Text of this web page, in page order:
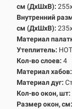
см (ДхШхВ):
Внутренний
см (ДхШхВ):
Материал
Утеплитель: HOT
Кол-во слоев: 4
Материал хабов:
Материал дуг:
Кол-во окон, шт:
Размер окон, см: